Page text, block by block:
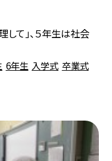
て」、５年生は社会
6年生 入学式 卒業式